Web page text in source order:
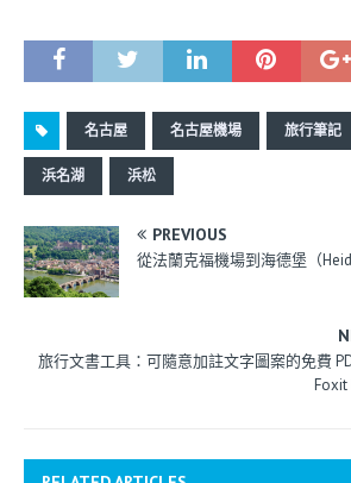
名古屋 名古屋機場 旅行筆記
浜名湖 浜松
PREVIOUS
從法蘭克福機場到海德堡（
旅行文書工具：可隨意加註文字圖案的免費
Foxit